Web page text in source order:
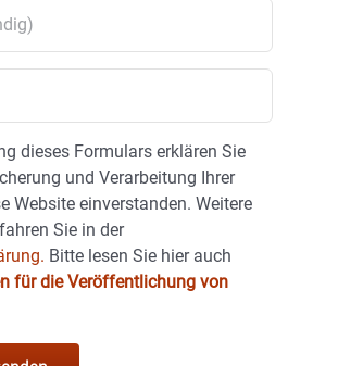
dieses Formulars erklären Sie
und Verarbeitung Ihrer
Website einverstanden. Weitere
Sie in der
Bitte lesen Sie hier auch
für die Veröffentlichung von